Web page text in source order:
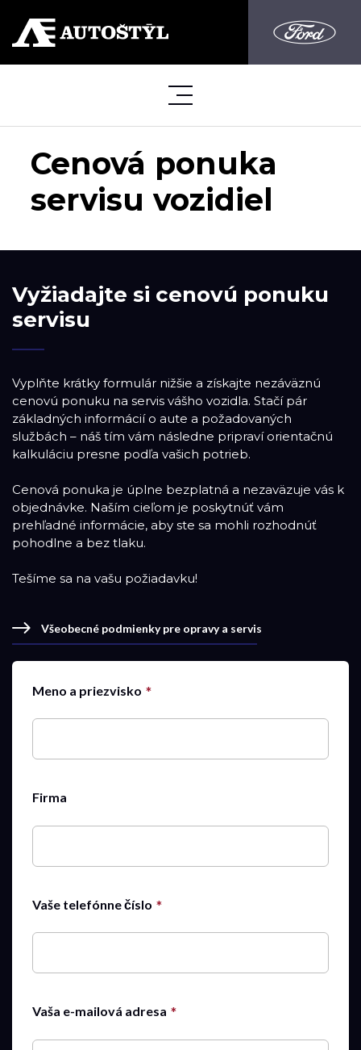
Cenová ponuka
servisu vozidiel
Vyžiadajte si cenovú ponuku
servisu
Vyplňte krátky formulár nižšie a získajte nezáväznú
cenovú ponuku na servis vášho vozidla. Stačí pár
základných informácií o aute a požadovaných
službách – náš tím vám následne pripraví orientačnú
kalkuláciu presne podľa vašich potrieb.
Cenová ponuka je úplne bezplatná a nezaväzuje vás k
objednávke. Naším cieľom je poskytnúť vám
prehľadné informácie, aby ste sa mohli rozhodnúť
pohodlne a bez tlaku.
Tešíme sa na vašu požiadavku!
Všeobecné podmienky pre opravy a servis
Meno a priezvisko
Firma
Vaše telefónne číslo
Vaša e-mailová adresa